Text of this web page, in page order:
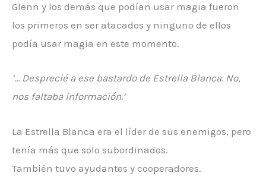
Glenn y los demás que podían usar magia fueron
los primeros en ser atacados y ninguno de ellos
podía usar magia en este momento.
‘… Desprecié a ese bastardo de Estrella Blanca. No,
nos faltaba información.’
La Estrella Blanca era el líder de sus enemigos, pero
tenía más que solo subordinados.
También tuvo ayudantes y cooperadores.